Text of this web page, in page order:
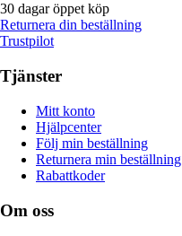
30 dagar öppet köp
Returnera din beställning
Trustpilot
Tjänster
Mitt konto
Hjälpcenter
Följ min beställning
Returnera min beställning
Rabattkoder
Om oss